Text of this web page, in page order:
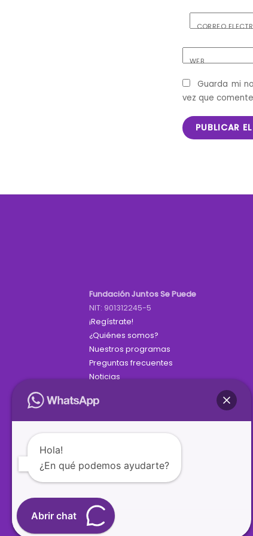
CORREO
WEB
Guarda mi
vez que
Fundación Juntos Se Puede
NIT: 901312245-5
¡Regístrate!
¿Quiénes somos?
Nuestros programas
Preguntas frecuentes
Noticias
Hola!
¿En qué podemos ayudarte?
Abrir chat